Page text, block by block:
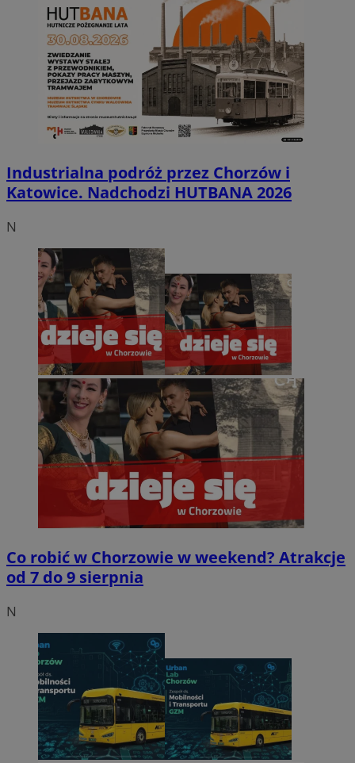
Industrialna podróż przez Chorzów i
Katowice. Nadchodzi HUTBANA 2026
N
Co robić w Chorzowie w weekend? Atrakcje
od 7 do 9 sierpnia
N